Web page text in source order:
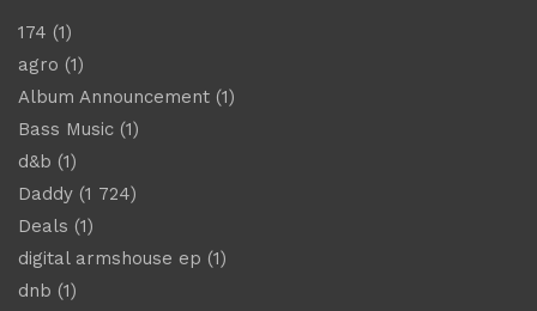
174 (1)
agro (1)
Album Announcement (1)
Bass Music (1)
d&b (1)
Daddy (1 724)
Deals (1)
digital armshouse ep (1)
dnb (1)